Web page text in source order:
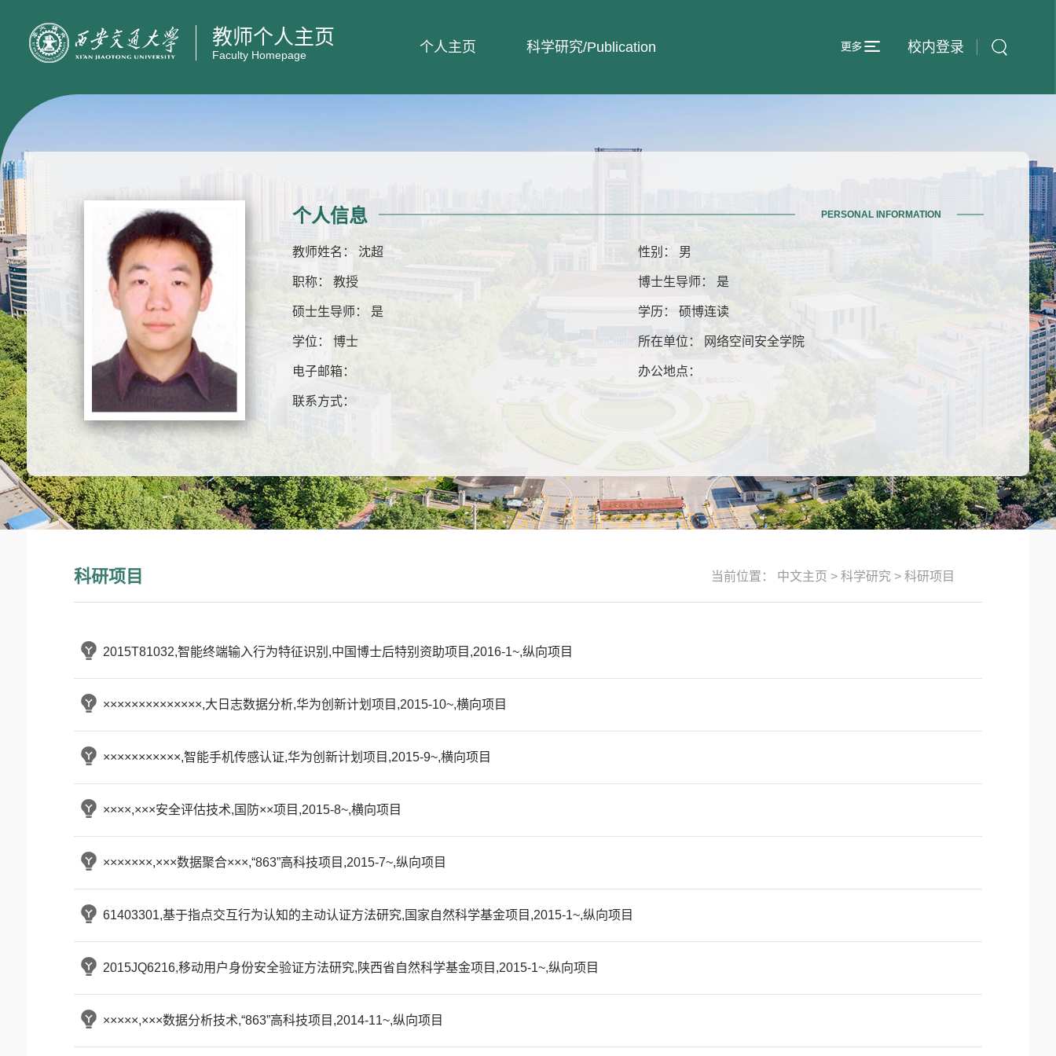
教师个人主页
Faculty Homepage 校内登录
个人主页 科学研究/Publication
个人信息 PERSONAL INFORMATION
教师姓名： 沈超 性别： 男
职称： 教授 博士生导师： 是
硕士生导师： 是 学历： 硕博连读
学位： 博士 所在单位： 网络空间安全学院
电子邮箱： 办公地点：
联系方式：
科研项目 当前位置： 中文主页 >科学研究 >科研项目
2015T81032,智能终端输入行为特征识别,中国博士后特别资助项目,2016-1~,纵向项目
××××××××××××××,大日志数据分析,华为创新计划项目,2015-10~,横向项目
×××××××××××,智能手机传感认证,华为创新计划项目,2015-9~,横向项目
××××,×××安全评估技术,国防××项目,2015-8~,横向项目
×××××××,×××数据聚合×××,“863”高科技项目,2015-7~,纵向项目
61403301,基于指点交互行为认知的主动认证方法研究,国家自然科学基金项目,2015-1~,纵向项目
2015JQ6216,移动用户身份安全验证方法研究,陕西省自然科学基金项目,2015-1~,纵向项目
×××××,×××数据分析技术,“863”高科技项目,2014-11~,纵向项目